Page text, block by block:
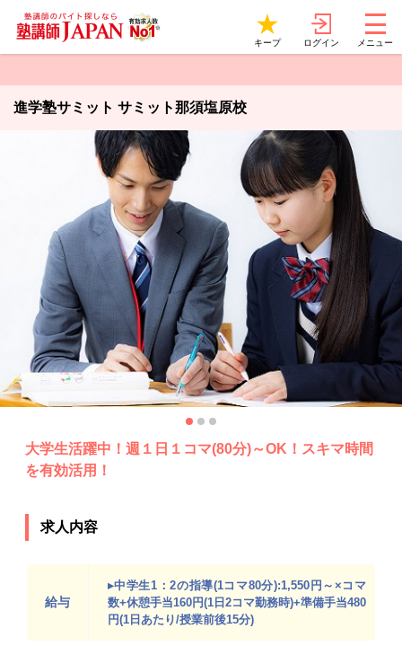
キープ ログイン メニュー
進学塾サミット サミット那須塩原校
大学生活躍中！週１日１コマ(80分)～OK！スキマ時間
を有効活用！
求人内容
給与
▸中学生1：2の指導(1コマ80分):1,550円～×コマ
数+休憩手当160円(1日2コマ勤務時)+準備手当480
円(1日あたり/授業前後15分)